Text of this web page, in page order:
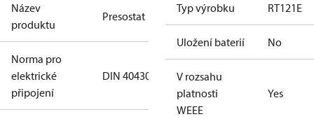
Název
produktu
Presostat
Norma pro
elektrické
připojení
DIN 40430
Typ výrobku RT121E
Uložení baterií No
V rozsahu
platnosti
WEEE
Yes